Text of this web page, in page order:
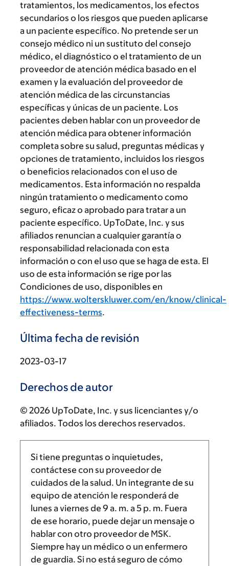
tratamientos, los medicamentos, los efectos
secundarios o los riesgos que pueden aplicarse
a un paciente específico. No pretende ser un
consejo médico ni un sustituto del consejo
médico, el diagnóstico o el tratamiento de un
proveedor de atención médica basado en el
examen y la evaluación del proveedor de
atención médica de las circunstancias
específicas y únicas de un paciente. Los
pacientes deben hablar con un proveedor de
atención médica para obtener información
completa sobre su salud, preguntas médicas y
opciones de tratamiento, incluidos los riesgos
o beneficios relacionados con el uso de
medicamentos. Esta información no respalda
ningún tratamiento o medicamento como
seguro, eficaz o aprobado para tratar a un
paciente específico. UpToDate, Inc. y sus
afiliados renuncian a cualquier garantía o
responsabilidad relacionada con esta
información o con el uso que se haga de esta. El
uso de esta información se rige por las
Condiciones de uso, disponibles en
https://www.wolterskluwer.com/en/know/clinical-
effectiveness-terms.
Última fecha de revisión
2023-03-17
Derechos de autor
© 2026 UpToDate, Inc. y sus licenciantes y/o
afiliados. Todos los derechos reservados.
Si tiene preguntas o inquietudes,
contáctese con su proveedor de
cuidados de la salud. Un integrante de su
equipo de atención le responderá de
lunes a viernes de 9 a. m. a5 p. m. Fuera
de ese horario, puede dejar un mensaje o
hablar con otro proveedor de MSK.
Siempre hay un médico o un enfermero
de guardia. Si no está seguro de cómo